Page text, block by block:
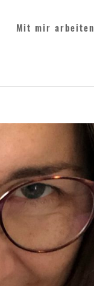
Mit mir arbeiten